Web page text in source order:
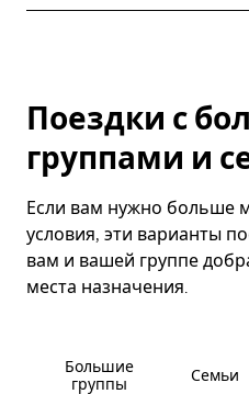
Поездки с
группами и
Если вам нужно больше
условия, эти варианты
вам и вашей группе
места назначения.
Большие
группы
Семьи